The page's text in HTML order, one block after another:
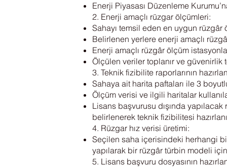
Enerji Piyasası Düzenleme
2. Enerji amaçlı rüzgar ölçümleri:
Sahayı temsil eden en uygun
Belirlenen yerlere enerji amaçlı
Enerji amaçlı rüzgâr ölçüm
Ölçülen veriler toplanır ve
3. Teknik fizibilite raporlarının
Sahaya ait harita paftaları ile 3
Ölçüm verisi ve ilgili haritalar
Lisans başvurusu dışında
belirlenerek teknik fizibilitesi
4. Rüzgar hız verisi üretimi:
Seçilen saha içerisindeki herhangi
yapılarak bir rüzgâr türbin modeli
5. Lisans başvuru dosyasının